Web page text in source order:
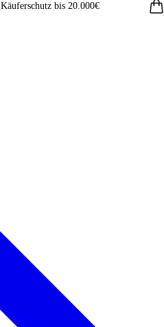
Käuferschutz bis 20.000€